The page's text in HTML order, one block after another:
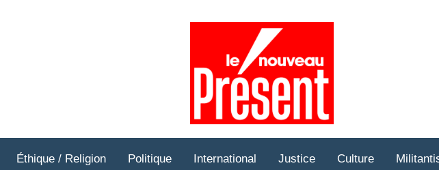
Éthique / Religion Politique International Justice Culture